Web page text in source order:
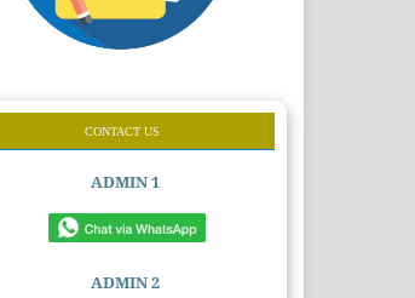
CONTACT US
ADMIN 1
ADMIN 2